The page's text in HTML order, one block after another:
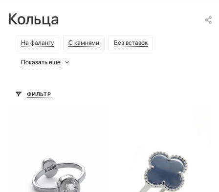
Кольца
На фалангу С камнями Без вставок
Показать еще
ФИЛЬТР